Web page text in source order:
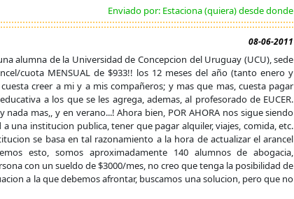
Enviado por: Estaciona (quiera) desde donde
08-06-2011
alumna de la Universidad de Concepcion del Uruguay (UCU), sede
cuota MENSUAL de $933!! los 12 meses del año (tanto enero y
creer a mi y a mis compañeros; y mas que mas, cuesta pagar
a los que se les agrega, ademas, al profesorado de EUCER.
mas,, y en verano...! Ahora bien, POR AHORA nos sigue siendo
una institucion publica, tener que pagar alquiler, viajes, comida, etc.
se basa en tal razonamiento a la hora de actualizar el arancel
esto, somos aproximadamente 140 alumnos de abogacia,
con un sueldo de $3000/mes, no creo que tenga la posibilidad de
a la que debemos afrontar, buscamos una solucion, pero que no